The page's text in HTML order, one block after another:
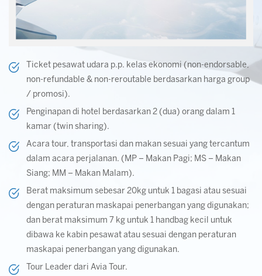
Ticket pesawat udara p.p. kelas ekonomi (non-endorsable,
non-refundable & non-reroutable berdasarkan harga group
/ promosi).
Penginapan di hotel berdasarkan 2 (dua) orang dalam 1
kamar (twin sharing).
Acara tour, transportasi dan makan sesuai yang tercantum
dalam acara perjalanan. (MP – Makan Pagi; MS – Makan
Siang; MM – Makan Malam).
Berat maksimum sebesar 20kg untuk 1 bagasi atau sesuai
dengan peraturan maskapai penerbangan yang digunakan;
dan berat maksimum 7 kg untuk 1 handbag kecil untuk
dibawa ke kabin pesawat atau sesuai dengan peraturan
maskapai penerbangan yang digunakan.
Tour Leader dari Avia Tour.